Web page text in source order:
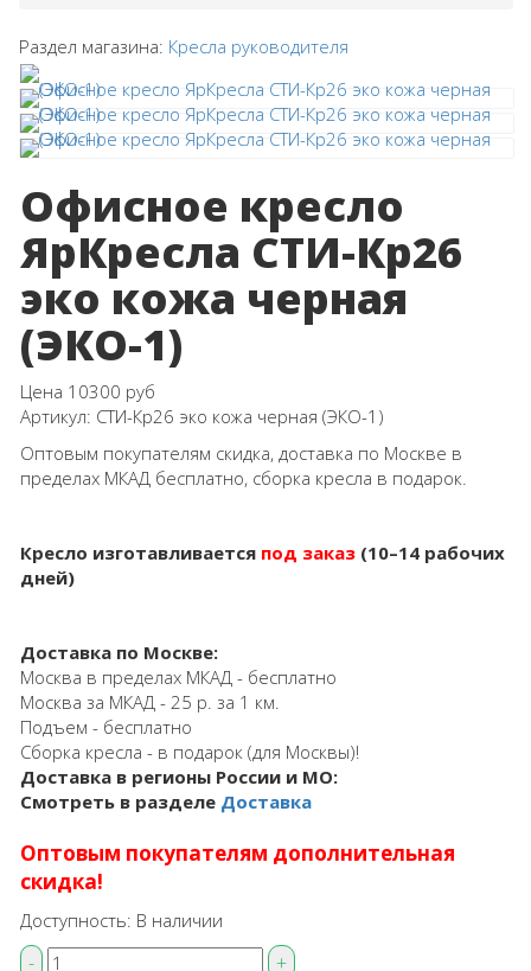
Раздел магазина: Кресла руководителя
Офисное кресло
ЯрКресла СТИ-Кр26
эко кожа черная
(ЭКО-1)
Цена 10300 руб
Артикул: СТИ-Кр26 эко кожа черная (ЭКО-1)
Оптовым покупателям скидка, доставка по Москве в
пределах МКАД бесплатно, сборка кресла в подарок.
Кресло изготавливается под заказ (10–14 рабочих
дней)
Доставка по Москве:
Москва в пределах МКАД - бесплатно
Москва за МКАД - 25 р. за 1 км.
Подъем - бесплатно
Сборка кресла - в подарок (для Москвы)!
Доставка в регионы России и МО:
Смотреть в разделе Доставка
Оптовым покупателям дополнительная
скидка!
Доступность: В наличии